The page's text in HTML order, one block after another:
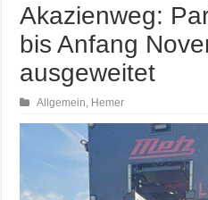
Akazienweg:
bis Anfang
ausgeweitet
Allgemein Hemer